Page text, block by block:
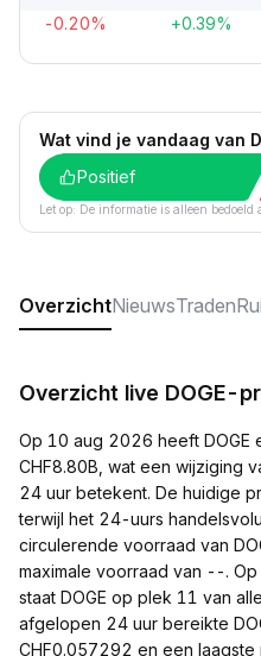
-0.20% +0.39%
Wat vind je vandaag van
Positief
Let op: De informatie is alleen bedoeld
OverzichtNieuwsTraden
Overzicht live DOGE-
Op 10 aug 2026 heeft DOGE
CHF8.80B, wat een wijziging
24 uur betekent. De huidige
terwijl het 24-uurs
circulerende voorraad van
maximale voorraad van --. Op
staat DOGE op plek 11 van
afgelopen 24 uur bereikte
CHF0.057292 en een laagste